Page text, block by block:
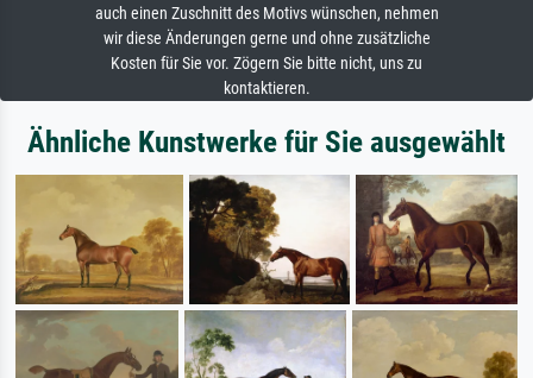
auch einen Zuschnitt des Motivs wünschen, nehmen
wir diese Änderungen gerne und ohne zusätzliche
Kosten für Sie vor. Zögern Sie bitte nicht, uns zu
kontaktieren.
Ähnliche Kunstwerke für Sie ausgewählt